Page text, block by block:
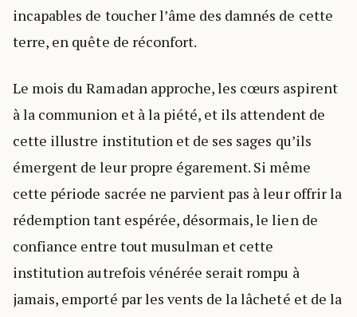
incapables de toucher l’âme des damnés de cette
terre, en quête de réconfort.
Le mois du Ramadan approche, les cœurs aspirent
à la communion et à la piété, et ils attendent de
cette illustre institution et de ses sages qu’ils
émergent de leur propre égarement. Si même
cette période sacrée ne parvient pas à leur offrir la
rédemption tant espérée, désormais, le lien de
confiance entre tout musulman et cette
institution autrefois vénérée serait rompu à
jamais, emporté par les vents de la lâcheté et de la